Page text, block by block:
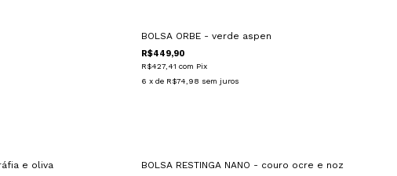
BOLSA ORBE - verde aspen
R$449,90
R$427,41 com Pix
6 x de R$74,98 sem juros
ráfia e oliva BOLSA RESTINGA NANO - couro ocre e noz